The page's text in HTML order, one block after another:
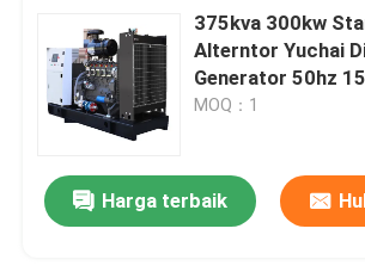
Generator Diesel Baudouin
Generator Deutz Diesel
375kva 300kw
Alterntor Yuchai
Generator 50hz
MOQ：1
Harga terbaik